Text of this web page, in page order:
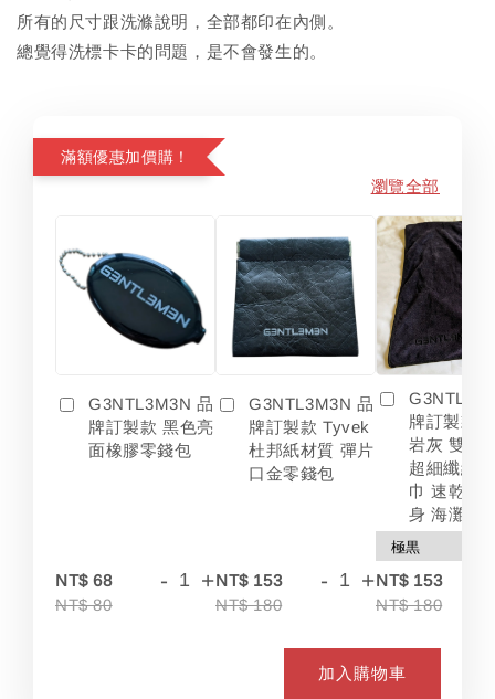
所有的尺寸跟洗滌說明，全部都印在內側。
總覺得洗標卡卡的問題，是不會發生的。
滿額優惠加價購！
瀏覽全部
G3NTL3M3N 品
牌訂製款 黑色亮
面橡膠零錢包
NT$ 68
NT$ 80
- +
G3NTL3M3N 品
牌訂製款 Tyvek
杜邦紙材質 彈片
口金零錢包
NT$ 153
NT$ 180
- +
牌訂製款
岩灰 雙色
超細纖維
巾 速乾 吸
身 海灘
NT$ 153
NT$ 180
加入購物車